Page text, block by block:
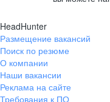
HeadHunter
Размещение вакансий
Поиск по резюме
О компании
Наши вакансии
Реклама на сайте
Требования к ПО